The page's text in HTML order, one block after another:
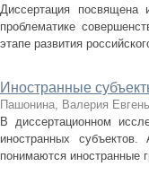
Диссертация посвящена
проблематике
этапе развития
Иностранные
Пашонина, Валерия
В диссертационном
иностранных
понимаются иностранные